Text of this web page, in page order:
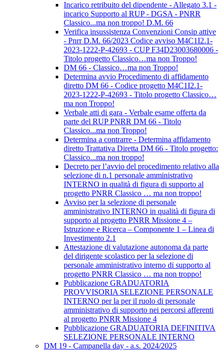
Incarico retribuito del dipendente - Allegato 3.1 -
incarico Supporto al RUP - DGSA - PNRR
Classico...ma non troppo! D.M. 66
Verifica insussistenza Convenzioni Consip attive
- Pnrr D.M. 66/2023 Codice avviso M4C1I2.1-
2023-1222-P-42693 - CUP F34D23003680006 -
Titolo progetto Classico…ma non Troppo!
DM 66 - Classico…ma non Troppo!
Determina avvio Procedimento di affidamento
diretto DM 66 - Codice progetto M4C1I2.1-
2023-1222-P-42693 - Titolo progetto Classico…
ma non Troppo!
Verbale atti di gara - Verbale esame offerta da
parte del RUP PNRR DM 66 - Titolo
Classico...ma non Troppo!
Determina a contrarre - Determina affidamento
diretto Trattativa Diretta DM 66 - Titolo progetto:
Classico...ma non troppo!
Decreto per l’avvio del procedimento relativo alla
selezione di n.1 personale amministrativo
INTERNO in qualità di figura di supporto al
progetto PNRR Classico … ma non troppo!
Avviso per la selezione di personale
amministrativo INTERNO in qualità di figura di
supporto al progetto PNRR Missione 4 –
Istruzione e Ricerca – Componente 1 – Linea di
Investimento 2.1
Attestazione di valutazione autonoma da parte
del dirigente scolastico per la selezione di
personale amministrativo interno di supporto al
progetto PNRR Classico … ma non troppo!
Pubblicazione GRADUATORIA
PROVVISORIA SELEZIONE PERSONALE
INTERNO per la per il ruolo di personale
amministrativo di supporto nei percorsi afferenti
al progetto PNRR Missione 4
Pubblicazione GRADUATORIA DEFINITIVA
SELEZIONE PERSONALE INTERNO
DM 19 - Campanella day - a.s. 2024/2025